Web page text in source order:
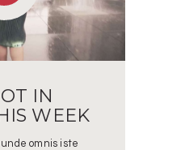
IN
WEEK
omnis iste